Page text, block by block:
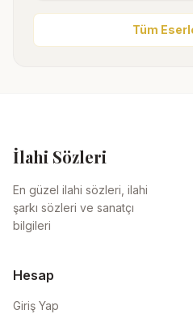
Tüm
İlahi Sözleri
En güzel ilahi sözleri, ilahi
şarkı sözleri ve sanatçı
bilgileri
Hesap
Giriş Yap